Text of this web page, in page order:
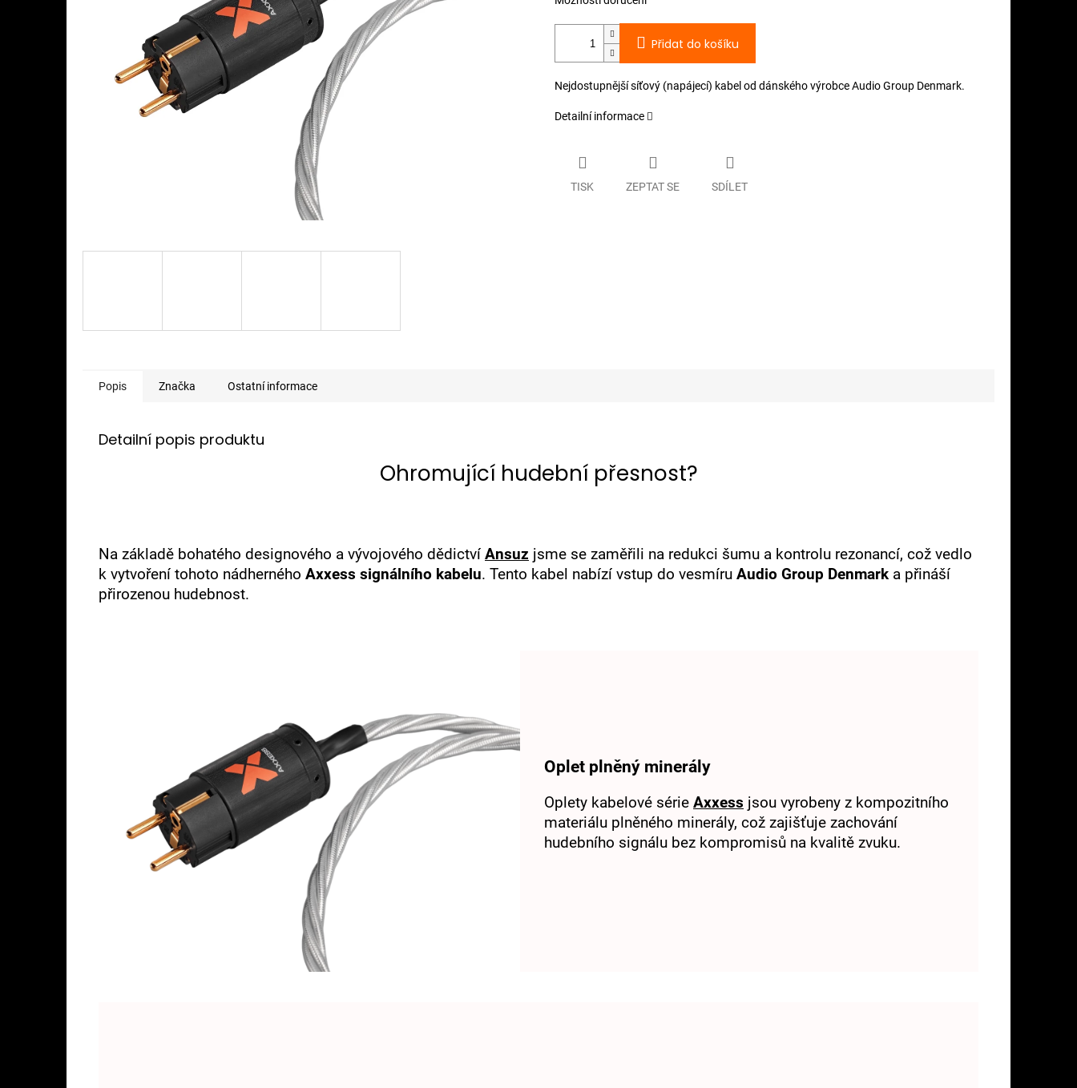
Přidat do košíku
Nejdostupnější síťový (napájecí) kabel od dánského výrobce Audio Group Denmark.
Detailní informace
TISK ZEPTAT SE SDÍLET
Popis Značka Ostatní informace
Detailní popis produktu
Ohromující hudební přesnost?
Na základě bohatého designového a vývojového dědictví Ansuz jsme se zaměřili na redukci šumu a kontrolu rezonancí, což vedlo
k vytvoření tohoto nádherného Axxess signálního kabelu. Tento kabel nabízí vstup do vesmíru Audio Group Denmark a přináší
přirozenou hudebnost.
Oplet plněný minerály
Oplety kabelové série Axxess jsou vyrobeny z kompozitního
materiálu plněného minerály, což zajišťuje zachování
hudebního signálu bez kompromisů na kvalitě zvuku.